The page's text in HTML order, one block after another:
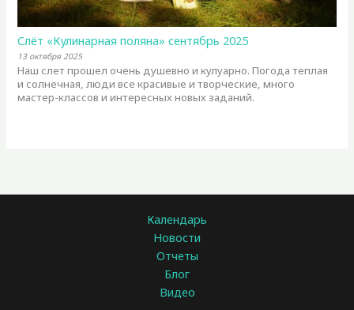
Слёт «Кулинарная поляна» сентябрь 2025
13 октября 2025
Наш слет прошел очень душевно и кулуарно. Погода теплая
и солнечная, люди все красивые и творческие, много
мастер-классов и интересных новых заданий.
Календарь
Новости
Отчеты
Блог
Видео